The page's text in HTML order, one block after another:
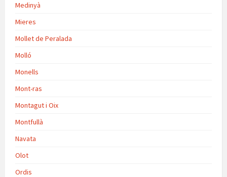
Medinyà
Mieres
Mollet de Peralada
Molló
Monells
Mont-ras
Montagut i Oix
Montfullà
Navata
Olot
Ordis